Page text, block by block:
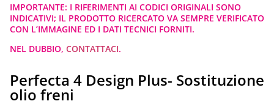
IMPORTANTE: I RIFERIMENTI AI CODICI ORIGINALI SONO
INDICATIVI; IL PRODOTTO RICERCATO VA SEMPRE VERIFICATO
CON L’IMMAGINE ED I DATI TECNICI FORNITI.
NEL DUBBIO, CONTATTACI.
Perfecta 4 Design Plus- Sostituzione
olio freni